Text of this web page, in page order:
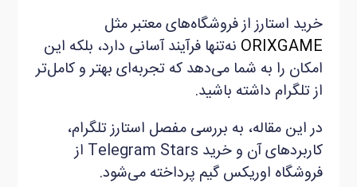
خرید استارز از فروشگاه‌های معتبر مثل
ORIXGAME نه‌تنها فرآیند آسانی دارد، بلکه این
امکان را به شما می‌دهد که تجربه‌ای بهتر و کامل‌تر
از تلگرام داشته باشید.
در این مقاله، به بررسی مفصل استارز تلگرام،
کاربردهای آن و خرید Telegram Stars از
فروشگاه اوریکس گیم پرداخته می‌شود.